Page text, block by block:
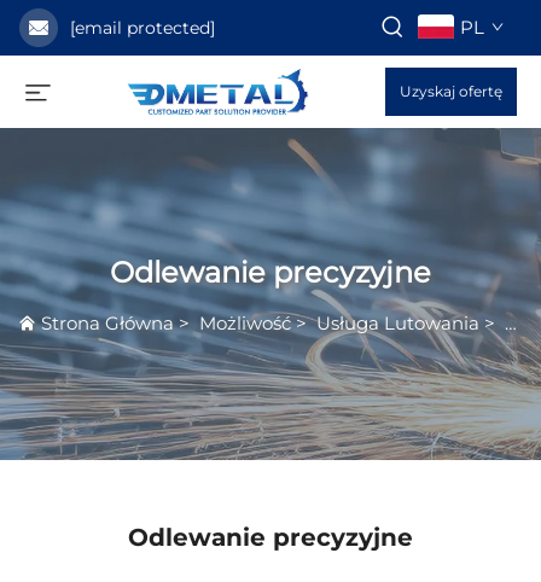
[email protected] PL
Uzyskaj ofertę
Odlewanie precyzyjne
Strona Główna> Możliwość>Usługa Lutowania >
Odlewanie precyzyjne